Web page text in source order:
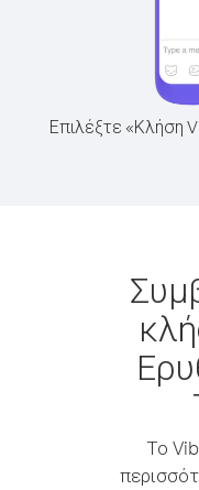
Επιλέξτε «Κλήση
Το